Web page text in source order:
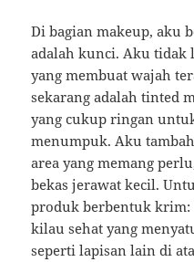
Di bagian makeup, aku
adalah kunci. Aku tidak
yang membuat wajah
sekarang adalah tinted
yang cukup ringan
menumpuk. Aku
area yang memang
bekas jerawat kecil.
produk berbentuk
kilau sehat yang
seperti lapisan lain di